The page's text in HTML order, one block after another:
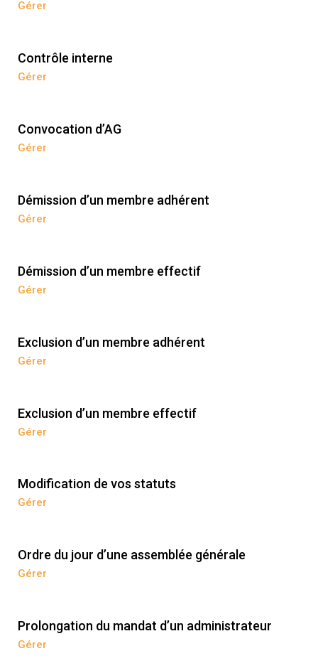
Gérer
Contrôle interne
Gérer
Convocation d’AG
Gérer
Démission d’un membre adhérent
Gérer
Démission d’un membre effectif
Gérer
Exclusion d’un membre adhérent
Gérer
Exclusion d’un membre effectif
Gérer
Modification de vos statuts
Gérer
Ordre du jour d’une assemblée générale
Gérer
Prolongation du mandat d’un administrateur
Gérer